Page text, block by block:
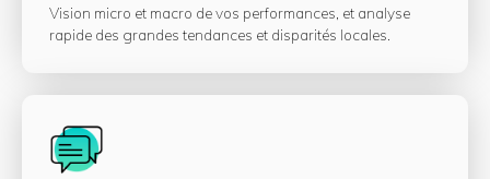
Vision micro et macro de vos performances, et analyse
rapide des grandes tendances et disparités locales.